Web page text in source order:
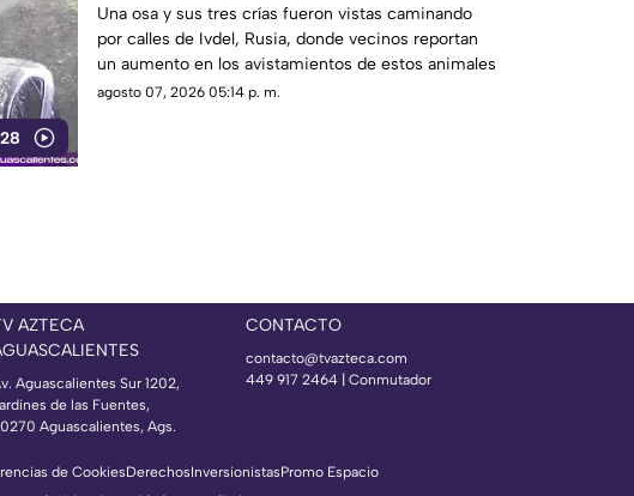
Una osa y sus tres crías fueron vistas caminando
por calles de Ivdel, Rusia, donde vecinos reportan
un aumento en los avistamientos de estos animales
agosto 07, 2026 05:14 p. m.
AZTECA
Aguascalientes Sur 1202,
de las Fuentes,
Aguascalientes, Ags.
CONTACTO
contacto@tvazteca.com
449 917 2464 | Conmutador
de CookiesDerechosInversionistasPromo Espacio